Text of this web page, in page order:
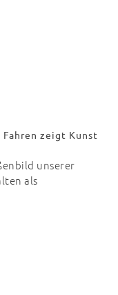
zeigt Kunst
unserer
als